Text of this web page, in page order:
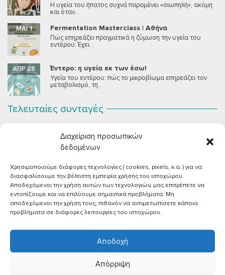
Διαχείριση προσωπικών
δεδομένων
Χρησιμοποιούμε διάφορες τεχνολογίες ( cookies, pixels, κ.α. ) για να
διασφαλίσουμε την βέλτιστη εμπειρία χρήσής του ιστοχώρου.
Αποδεχόμενοι την χρήση αυτών των τεχνολογιών, μας επιτρέπετε να
εντοπίζουμε και να επιλύουμε σημαντικά προβλήματα. Μη
αποδεχόμενοι την χρήση τους, πιθανόν να αντιμετωπίσετε κάποια
προβλήματα σε διάφορες λειτουργίες του ιστοχώρου.
Αποδοχή
Απόρριψη
Η υγεία του ήπατος συχνά παραμένει «σιωπηλή», ακόμη
και όταν...
Fermentation Masterclass | Αθήνα
ΜΆΙ 1
Πώς επηρεάζει πραγματικά η ζύμωση την υγεία του
εντέρου; Έχει...
Έντερο: η υγεία εκ των έσω!
ΑΠΡ 28
Υγεία του εντέρου: πώς το μικροβίωμα επηρεάζει τον
μεταβολισμό, τη...
Τελευταίες συνταγές
Μια μους σοκολάτας για όλους εμάς που θέλουμε να
συστήσουμε...
Vegan Χωριάτικη Σαλάτα με Φέτα από Τόφου
ΙΟΎΝ 26
Καλοκαίρι, ζεστάρα και “χωριάτικη” σαλάτα! Έχοντας
μεγαλώσει με αυτό το...
Πικάντικες πέννες με ντομάτα
ΙΟΎΝ 18